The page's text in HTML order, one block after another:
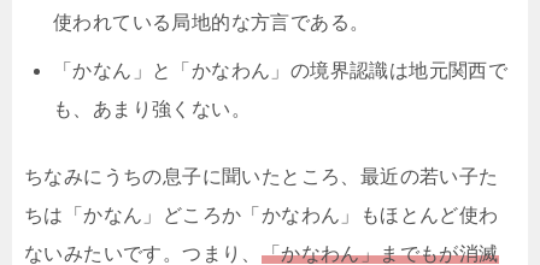
使われている局地的な方言である。
「かなん」と「かなわん」の境界認識は地元関西で
も、あまり強くない。
ちなみにうちの息子に聞いたところ、最近の若い子た
ちは「かなん」どころか「かなわん」もほとんど使わ
ないみたいです。つまり、 「かなわん」までもが消滅